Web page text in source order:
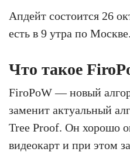
Апдейт состоится 26
есть в 9 утра по Москве.
Что такое
FiroPoW — новый
заменит актуальный
Tree Proof. Он хорошо
видеокарт и при этом